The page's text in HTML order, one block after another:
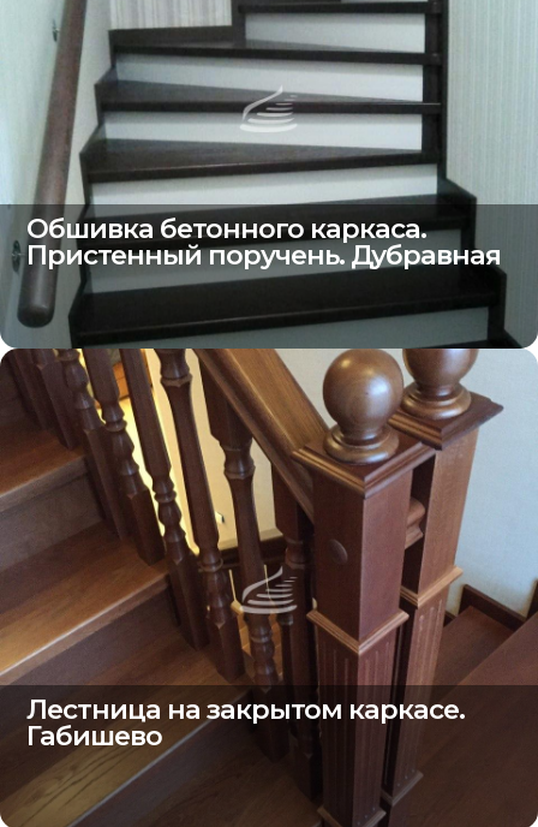
Обшивка бетонного каркаса.
Пристенный поручень. Дубравная
Лестница на закрытом каркасе.
Габишево